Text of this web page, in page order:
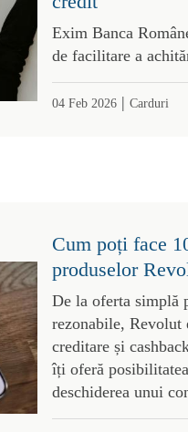
Exim Banca
de facilitare a
04 Feb 2026| Carduri
Cum poți face
produselor
De la oferta simplă
rezonabile, Revolut
creditare și
îți oferă
deschiderea unui